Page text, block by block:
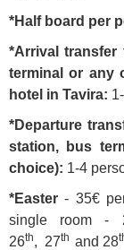
*Half board per
*Arrival transfer
terminal or any
hotel in Tavira:
*Departure
station, bus
choice): 1-4
*Easter - 35€
single room -
26th, 27th and 28